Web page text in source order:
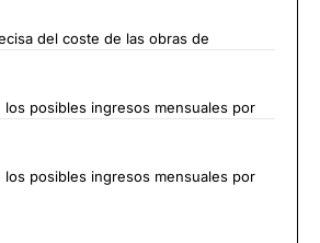
del coste de las obras de
los posibles ingresos mensuales por
los posibles ingresos mensuales por